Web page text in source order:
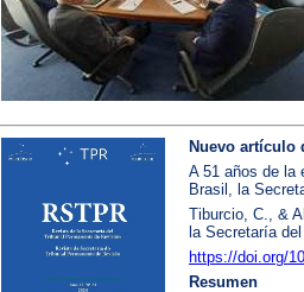
Nuevo artículo
A 51 años de la
Brasil, la
Tiburcio, C., &
la Secretaría
https://doi.org/
Resumen